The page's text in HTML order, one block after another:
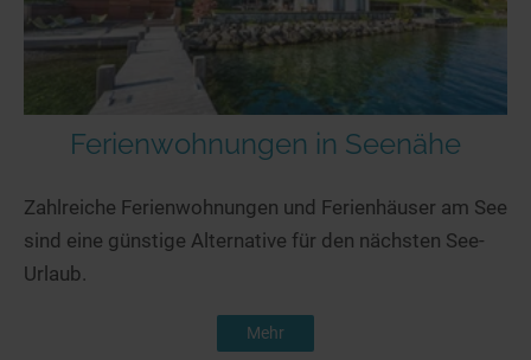
Ferienwohnungen in Seenähe
Zahlreiche Ferienwohnungen und Ferienhäuser am See
sind eine günstige Alternative für den nächsten See-
Urlaub.
Mehr